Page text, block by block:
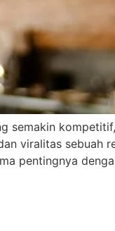
semakin
viralitas sebuah
pentingnya